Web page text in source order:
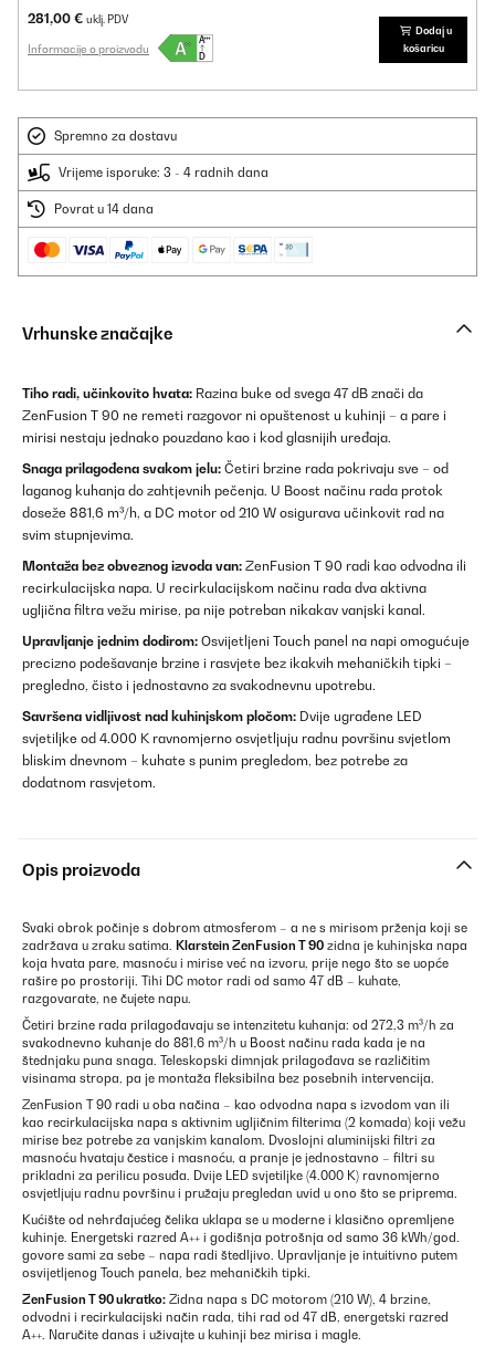
281,00 € uklj. PDV
Informacije o proizvodu
Dodaj u
košaricu
Spremno za dostavu
Vrijeme isporuke: 3 - 4 radnih dana
Povrat u 14 dana
Vrhunske značajke
Tiho radi, učinkovito hvata: Razina buke od svega 47 dB znači da
ZenFusion T 90 ne remeti razgovor ni opuštenost u kuhinji – a pare i
mirisi nestaju jednako pouzdano kao i kod glasnijih uređaja.
Snaga prilagođena svakom jelu: Četiri brzine rada pokrivaju sve – od
laganog kuhanja do zahtjevnih pečenja. U Boost načinu rada protok
doseže 881,6 m³/h, a DC motor od 210 W osigurava učinkovit rad na
svim stupnjevima.
Montaža bez obveznog izvoda van: ZenFusion T 90 radi kao odvodna ili
recirkulacijska napa. U recirkulacijskom načinu rada dva aktivna
ugljična filtra vežu mirise, pa nije potreban nikakav vanjski kanal.
Upravljanje jednim dodirom: Osvijetljeni Touch panel na napi omogućuje
precizno podešavanje brzine i rasvjete bez ikakvih mehaničkih tipki –
pregledno, čisto i jednostavno za svakodnevnu upotrebu.
Savršena vidljivost nad kuhinjskom pločom: Dvije ugrađene LED
svjetiljke od 4.000 K ravnomjerno osvjetljuju radnu površinu svjetlom
bliskim dnevnom – kuhate s punim pregledom, bez potrebe za
dodatnom rasvjetom.
Opis proizvoda
Svaki obrok počinje s dobrom atmosferom – a ne s mirisom prženja koji se
zadržava u zraku satima. Klarstein ZenFusion T 90 zidna je kuhinjska napa
koja hvata pare, masnoću i mirise već na izvoru, prije nego što se uopće
rašire po prostoriji. Tihi DC motor radi od samo 47 dB – kuhate,
razgovarate, ne čujete napu.
Četiri brzine rada prilagođavaju se intenzitetu kuhanja: od 272,3 m³/h za
svakodnevno kuhanje do 881,6 m³/h u Boost načinu rada kada je na
štednjaku puna snaga. Teleskopski dimnjak prilagođava se različitim
visinama stropa, pa je montaža fleksibilna bez posebnih intervencija.
ZenFusion T 90 radi u oba načina – kao odvodna napa s izvodom van ili
kao recirkulacijska napa s aktivnim ugljičnim filterima (2 komada) koji vežu
mirise bez potrebe za vanjskim kanalom. Dvoslojni aluminijski filtri za
masnoću hvataju čestice i masnoću, a pranje je jednostavno – filtri su
prikladni za perilicu posuđa. Dvije LED svjetiljke (4.000 K) ravnomjerno
osvjetljuju radnu površinu i pružaju pregledan uvid u ono što se priprema.
Kućište od nehrđajućeg čelika uklapa se u moderne i klasično opremljene
kuhinje. Energetski razred A++ i godišnja potrošnja od samo 36 kWh/god.
govore sami za sebe – napa radi štedljivo. Upravljanje je intuitivno putem
osvijetljenog Touch panela, bez mehaničkih tipki.
ZenFusion T 90 ukratko: Zidna napa s DC motorom (210 W), 4 brzine,
odvodni i recirkulacijski način rada, tihi rad od 47 dB, energetski razred
A++. Naručite danas i uživajte u kuhinji bez mirisa i magle.